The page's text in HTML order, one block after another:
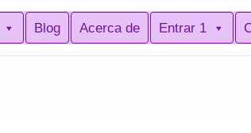
Blog Acerca de Entrar 1